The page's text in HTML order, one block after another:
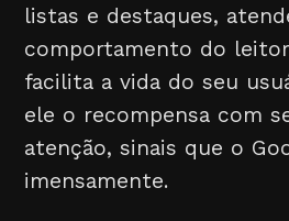
listas e destaques,
comportamento do
facilita a vida do seu
ele o recompensa com
atenção, sinais que o
imensamente.